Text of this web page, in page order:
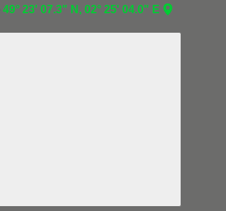
49° 23' 07.3" N, 02° 25' 04.0" E